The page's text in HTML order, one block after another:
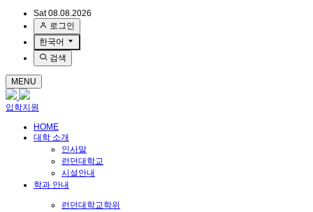
Sat 08.08.2026
로그인
한국어
검색
MENU
입학지원
HOME
대학 소개
인사말
런던대학교
시설안내
학과 안내
런던대학교학위